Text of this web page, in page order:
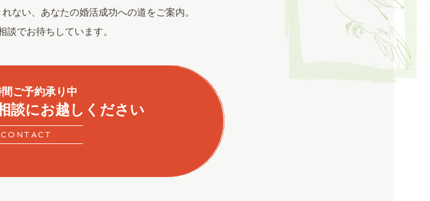
ない、あなたの婚活成功への道をご案内。
談でお待ちしています。
ご予約承り中
談にお越しください
CONTACT